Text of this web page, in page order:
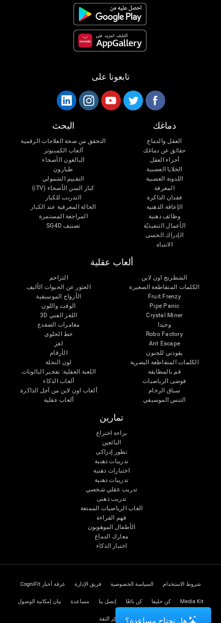
تابعونا على
دماغك
العقل والدماغ
حقائق عن دماغك
أجزاء العقل
الخلايا العصبية
اللدونة العصبية
المعرفة
فقدان الذاكرة
الإعاقة الذهنية
وظائف ذهنية
الأعمال التنفيذيّة
الإدراك الحسى
الانتباه
البحث
التحقق من صحة العلاجات الرقمية
ألعاب الكمبيوتر
البالغون الأصحاء
طيارون
التقييم الشمولي
كبار السن الأصحاء (iTV)
التدريب للكبار
الحالة المعرفية عند الكبار
المراجعة المستمرة
تصنيف SG4D
ألعاب عقلية
الشطرنج اون لاين
الكلمات المتقاطعة الصغيرة
Fruit Frenzy
Pipe Panic
Crystal Miner
وحيدا
Robo Factory
Ant Escape
يقودني للجنون
الكلمات المتقاطعة البصرية
قم بالمطابقة
فوضى الرياضيات
سباق الرخام
التنس الموسيقي
التزاحم
العثور عن الحيوات الأليف
الأزواج الموسيقية
الوقت واللون
اللغز الفني 3D
مغامرات الضفدع
خط الحلوى
لغز
الأرقام
لون النحلة
اللعبة العقلية: تفجير البالونات
ألعاب الذكاء
ألعاب اون لاين من آجل الذاكرة
ألعاب عقلية
تمارين
براءة اختراع
البائعين
تطور إدراكى
تدريبات ذهنية
اختبارات ذهنية
تدريبات ذهنية
تدريب عقلي شخصي
تدريب ذهنى
العاب الرياضيات الممتعة
فهم القراءة
الأطفال الموهوبون
معارك الدماغ
اختبار الذكاء
شروط الاستخدام السياسة الخصوصية فريق الإدارة غرفة أخبار CogniFit
Media Kit كن حليفا كن بائعًا إتصل بنا مساعدة بيان إمكانية الوصول
مركز الثقة هل تحتاج مساعدة؟